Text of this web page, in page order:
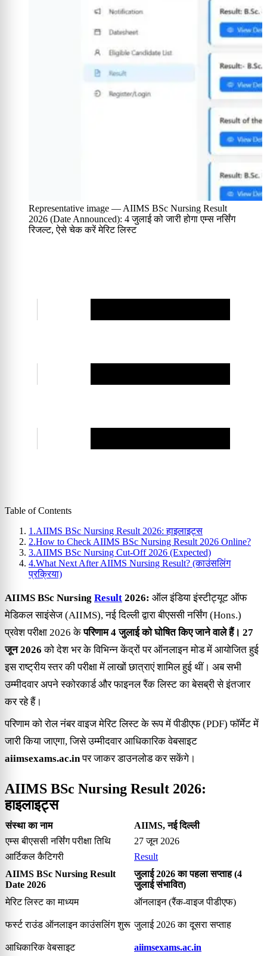
Representative image — AIIMS BSc Nursing Result
2026 (Date Announced): 4 जुलाई को जारी होगा एम्स नर्सिंग
रिजल्ट, ऐसे चेक करें मेरिट लिस्ट
Table of Contents
1.AIIMS BSc Nursing Result 2026: हाइलाइट्स
2.How to Check AIIMS BSc Nursing Result 2026 Online?
3.AIIMS BSc Nursing Cut-Off 2026 (Expected)
4.What Next After AIIMS Nursing Result? (काउंसलिंग
प्रक्रिया)
AIIMS BSc Nursing Result 2026: ऑल इंडिया इंस्टीट्यूट ऑफ
मेडिकल साइंसेज (AIIMS), नई दिल्ली द्वारा बीएससी नर्सिंग (Hons.)
प्रवेश परीक्षा 2026 केपरिणाम 4 जुलाई को घोषित किए जाने वाले हैं। 27
जून 2026 को देश भर के विभिन्न केंद्रों पर ऑनलाइन मोड में आयोजित हुई
इस राष्ट्रीय स्तर की परीक्षा में लाखों छात्राएं शामिल हुई थीं। अब सभी
उम्मीदवार अपने स्कोरकार्ड और फाइनल रैंक लिस्ट का बेसब्री से इंतजार
कर रहे हैं।
परिणाम को रोल नंबर वाइज मेरिट लिस्ट के रूप में पीडीएफ (PDF) फॉर्मेट में
जारी किया जाएगा, जिसे उम्मीदवार आधिकारिक वेबसाइट
aiimsexams.ac.inपर जाकर डाउनलोड कर सकेंगे।
AIIMS BSc Nursing Result 2026:
हाइलाइट्स
संस्था का नाम
AIIMS, नई दिल्ली
एम्स बीएससी नर्सिंग परीक्षा तिथि
27 जून 2026
आर्टिकल कैटिगरी
Result
AIIMS BSc Nursing Result
Date 2026
जुलाई 2026 का पहला सप्ताह (4
जुलाई संभावित)
मेरिट लिस्ट का माध्यम
ऑनलाइन (रैंक-वाइज पीडीएफ)
फर्स्ट राउंड ऑनलाइन काउंसलिंग शुरू जुलाई 2026 का दूसरा सप्ताह
आधिकारिक वेबसाइट aiimsexams.ac.in